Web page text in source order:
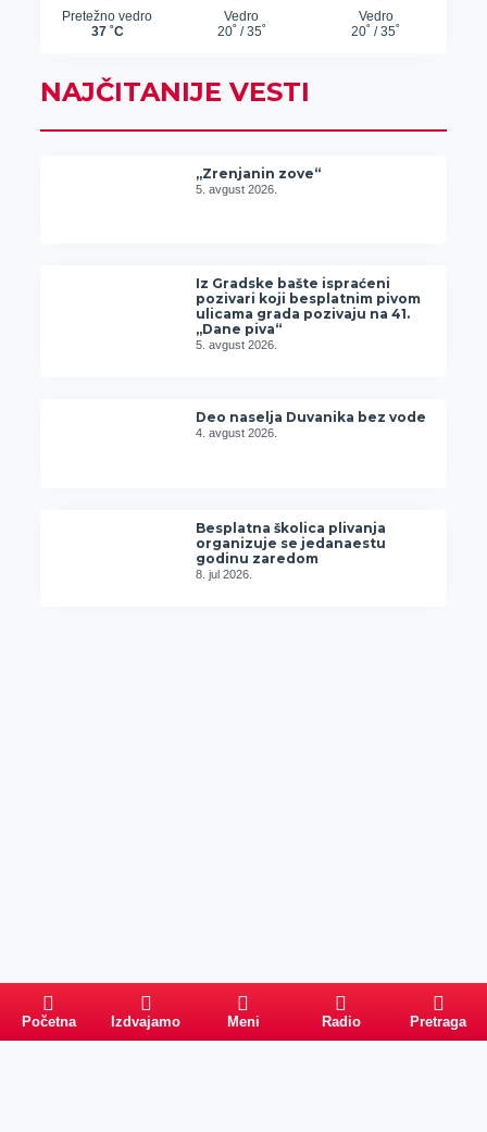
NAJČITANIJE VESTI
„Zrenjanin zove“
5. avgust 2026.
Iz Gradske bašte ispraćeni
pozivari koji besplatnim pivom
ulicama grada pozivaju na 41.
„Dane piva“
5. avgust 2026.
Deo naselja Duvanika bez vode
4. avgust 2026.
Besplatna školica plivanja
organizuje se jedanaestu
godinu zaredom
8. jul 2026.
Početna Izdvajamo Meni Radio Pretraga